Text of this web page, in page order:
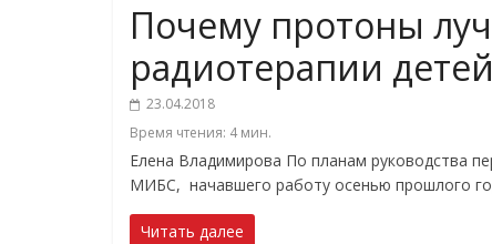
Почему протоны
радиотерапии детей
23.04.2018
Время чтения: 4 мин.
Елена Владимирова По планам руководства
МИБС, начавшего работу осенью прошлого
Читать далее